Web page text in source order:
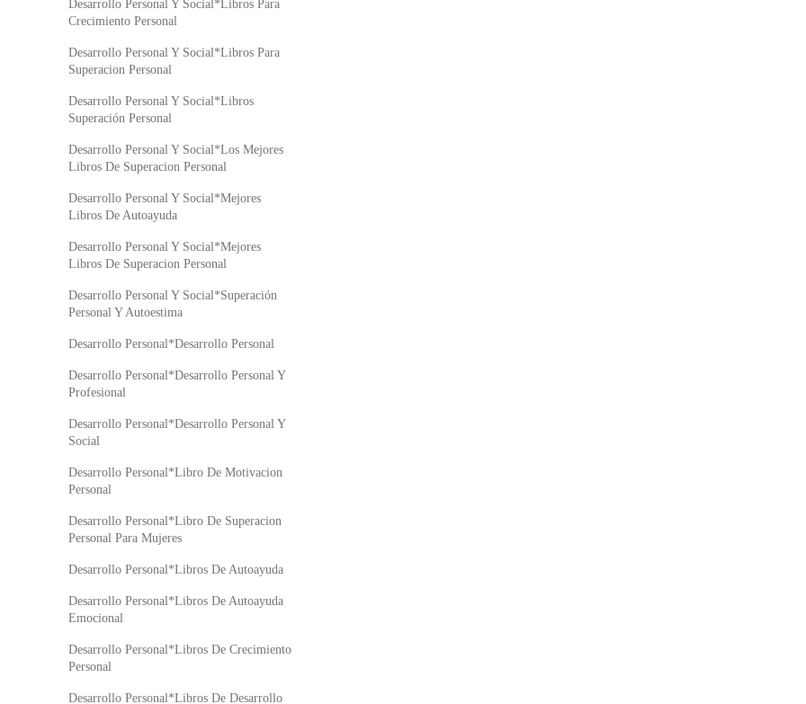
Desarrollo Personal Y Social*Libros Para
Crecimiento Personal
Desarrollo Personal Y Social*Libros Para
Superacion Personal
Desarrollo Personal Y Social*Libros
Superación Personal
Desarrollo Personal Y Social*Los Mejores
Libros De Superacion Personal
Desarrollo Personal Y Social*Mejores
Libros De Autoayuda
Desarrollo Personal Y Social*Mejores
Libros De Superacion Personal
Desarrollo Personal Y Social*Superación
Personal Y Autoestima
Desarrollo Personal*Desarrollo Personal
Desarrollo Personal*Desarrollo Personal Y
Profesional
Desarrollo Personal*Desarrollo Personal Y
Social
Desarrollo Personal*Libro De Motivacion
Personal
Desarrollo Personal*Libro De Superacion
Personal Para Mujeres
Desarrollo Personal*Libros De Autoayuda
Desarrollo Personal*Libros De Autoayuda
Emocional
Desarrollo Personal*Libros De Crecimiento
Personal
Desarrollo Personal*Libros De Desarrollo